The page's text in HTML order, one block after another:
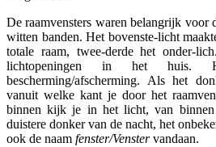
De raamvensters waren belangrijk voor
witten banden. Het bovenste-licht
totale raam, twee-derde het onder-
lichtopeningen in het
bescherming/afscherming. Als het
vanuit welke kant je door het
binnen kijk je in het licht, van
duistere donker van de nacht, het
ook de naam fenster/Venstervandaan.